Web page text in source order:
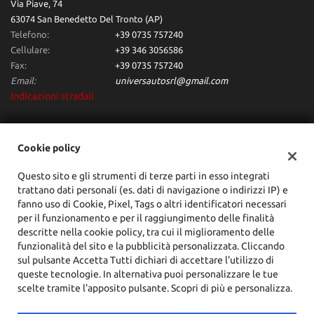
• Start/Stop Automatico • Supporto lombare • Telecamera per
parcheggio assistito • Tetto panorama • Tetto apribile • Touch
screen • Trazione integrale • USB • Vetri oscurati • Vivavoce •
Volante in pelle • Volante multifunzione
Fari direzionali • Fari full-LED • Fari LED • Fari Xenon • Fendinebbia •
stazionamento elettrico • Immobilizzatore elettronico • Isofix •
Lettore CD • Leve al volante • Limitatore di velocità • Luce
d'ambiente • Luci diurne • Luci diurne LED • Marmitta catalitica •
Monitoraggio pressione pneumatici • MP3 • Pacchetto sportivo •
Parabrezza riscaldabile • Park Distance Control • Portellone
dei segnali stradali • Schermo multifunzione interamente digitale •
Sensore di luce • Sensore di pioggia • Sensori di parcheggio
anteriori • Sensori di parcheggio posteriori • Servosterzo • Sistema
di avviso di distanza • Sistema di chiamata d'emergenza •
Navigatore satellitare • Sistema di parcheggio automatico •
Sistema di riconoscimento della stanchezza • Sistema lavafari •
Sospensioni sportive • Specchietti laterali elettrici • Specchietto
retrovisore con funzione antiabbagliamento • Spoiler • Start/Stop
Automatico • Streaming musicale integrato • Supporto lombare •
Telecamera per parcheggio assistito • Touch screen • USB • Vetri
oscurati • Vivavoce • Volante in pelle • Volante multifunzione
Via Piave, 74
63074 San Benedetto Del Tronto (AP)
Telefono:
+39 0735 757240
Cellulare:
+39 346 3056586
Fax:
+39 0735 757240
Email:
universautosrl@gmail.com
Indicazioni stradali
Dati fiscali:
Via Venezia Giulia, 4, San Benedetto Del Tronto (AP)
C.F/P.IVA:02425070444
Registro delle imprese: AP
Cookie policy
Questo sito e gli strumenti di terze parti in esso integrati
trattano dati personali (es. dati di navigazione o indirizzi IP) e
fanno uso di Cookie, Pixel, Tags o altri identificatori necessari
per il funzionamento e per il raggiungimento delle finalità
descritte nella cookie policy, tra cui il miglioramento delle
funzionalità del sito e la pubblicità personalizzata. Cliccando
sul pulsante Accetta Tutti dichiari di accettare l'utilizzo di
queste tecnologie. In alternativa puoi personalizzare le tue
scelte tramite l'apposito pulsante. Scopri di più e personalizza.